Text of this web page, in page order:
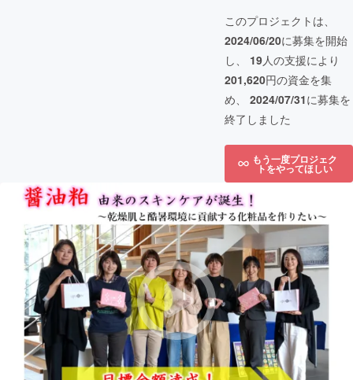
このプロジェクトは、
2024/06/20に募集を開始
し、 19人の支援により
201,620円の資金を集
め、 2024/07/31に募集を
終了しました
もう一度プロジェク
トをやってほしい